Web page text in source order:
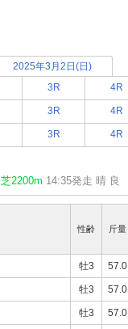
2025年3月2日(日)
3R 4R
3R 4R
3R 4R
芝2200m 14:35発走 晴 良
性齢 斤量
牡3 57.0
牡3 57.0
牡3 57.0